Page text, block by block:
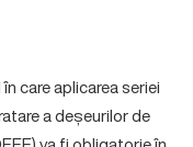
care aplicarea seriei
a deșeurilor de